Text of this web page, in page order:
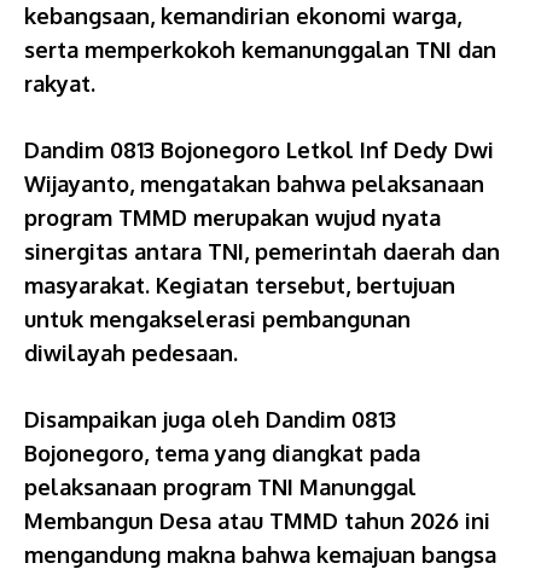
kebangsaan, kemandirian ekonomi warga,
serta memperkokoh kemanunggalan TNI dan
rakyat.
Dandim 0813 Bojonegoro Letkol Inf Dedy Dwi
Wijayanto, mengatakan bahwa pelaksanaan
program TMMD merupakan wujud nyata
sinergitas antara TNI, pemerintah daerah dan
masyarakat. Kegiatan tersebut, bertujuan
untuk mengakselerasi pembangunan
diwilayah pedesaan.
Disampaikan juga oleh Dandim 0813
Bojonegoro, tema yang diangkat pada
pelaksanaan program TNI Manunggal
Membangun Desa atau TMMD tahun 2026 ini
mengandung makna bahwa kemajuan bangsa